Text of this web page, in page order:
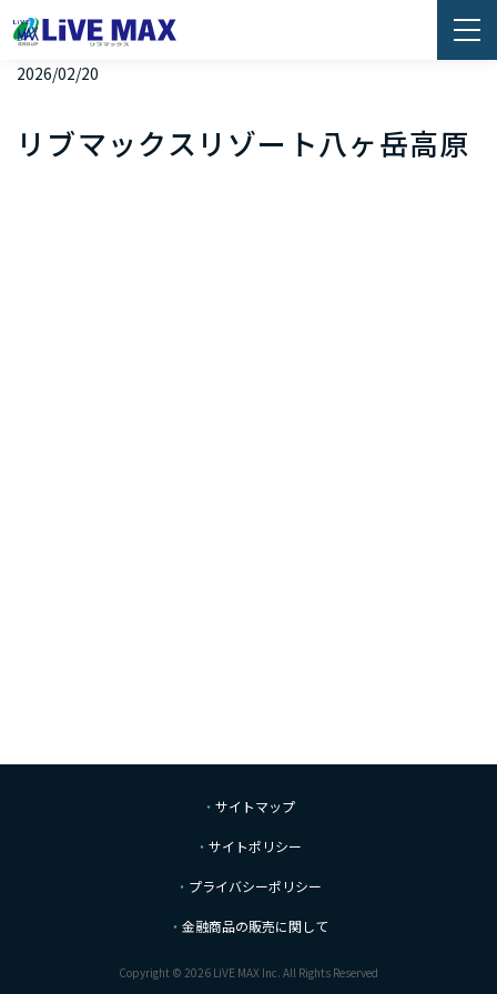
2026/02/20
リブマックスリゾート八ヶ岳高原
サイトマップ
サイトポリシー
プライバシーポリシー
金融商品の販売に関して
Copyright © 2026 LiVE MAX Inc. All Rights Reserved